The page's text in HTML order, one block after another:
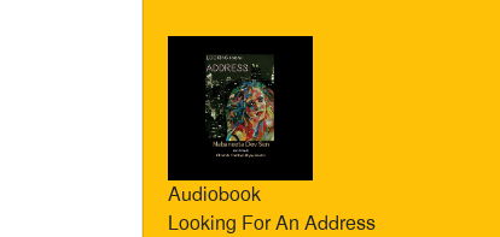
Audiobook
Looking For An Address